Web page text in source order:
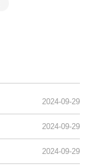
2024-09-29
2024-09-29
2024-09-29